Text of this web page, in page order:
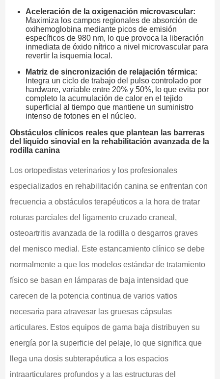
Aceleración de la oxigenación microvascular:
Maximiza los campos regionales de absorción de
oxihemoglobina mediante picos de emisión
específicos de 980 nm, lo que provoca la liberación
inmediata de óxido nítrico a nivel microvascular para
revertir la isquemia local.
Matriz de sincronización de relajación térmica:
Integra un ciclo de trabajo del pulso controlado por
hardware, variable entre 20% y 50%, lo que evita por
completo la acumulación de calor en el tejido
superficial al tiempo que mantiene un suministro
intenso de fotones en el núcleo.
Obstáculos clínicos reales que plantean las barreras
del líquido sinovial en la rehabilitación avanzada de la
rodilla canina
Los ortopedistas veterinarios y los profesionales
especializados en rehabilitación canina se enfrentan con
frecuencia a obstáculos terapéuticos a la hora de tratar
roturas parciales del ligamento cruzado craneal,
osteoartritis avanzada de la rodilla o desgarros graves
del menisco medial. Este estancamiento clínico se debe
normalmente a que los modelos estándar de tratamiento
físico se basan en lámparas de baja intensidad que
carecen de la potencia continua de varios vatios
necesaria para atravesar las gruesas cápsulas
articulares. Estos equipos de gama baja distribuyen su
energía por la superficie del pelaje, lo que significa que
llega una dosis subterapéutica a los espacios
intraarticulares profundos y a las estructuras del